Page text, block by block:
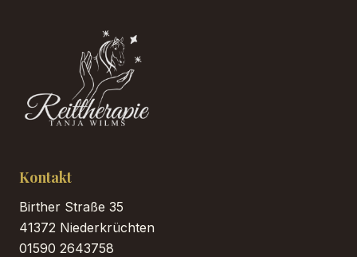
Kontakt
Birther Straße 35
41372 Niederkrüchten
01590 2643758